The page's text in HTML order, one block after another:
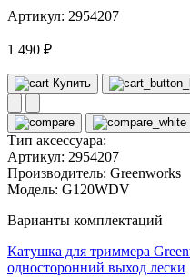
Артикул: 2954207
1 490 ₽
Купить
Тип аксессуара:
Артикул: 2954207
Производитель: Greenworks
Модель: G120WDV
Варианты комплектаций
Катушка для триммера
односторонний выход лески